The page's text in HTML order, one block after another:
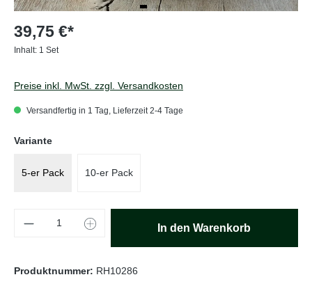
39,75 €*
Inhalt: 1 Set
Preise inkl. MwSt. zzgl. Versandkosten
Versandfertig in 1 Tag, Lieferzeit 2-4 Tage
Varianteauswählen
5-er Pack 10-er Pack
Produkt Anzahl: Gib den gewünschten
In den Warenkorb
Produktnummer: RH10286